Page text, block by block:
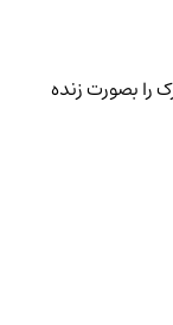
را بصورت زنده